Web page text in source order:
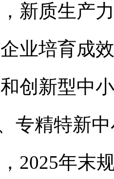
质生产力
业培育成
创新型中
专精特新
2025年末